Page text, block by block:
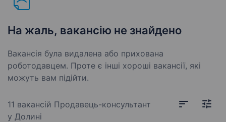
На жаль, вакансію не знайдено
Вакансія була видалена або прихована
роботодавцем. Проте є інші хороші вакансії, які
можуть вам підійти.
11 вакансій Продавець-консультант
у Долині